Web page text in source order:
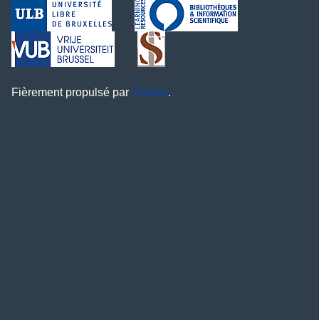
Fièrement propulsé par Omeka.